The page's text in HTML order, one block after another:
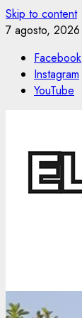
Skip to content
7 agosto, 2026
Facebook
Instagram
YouTube